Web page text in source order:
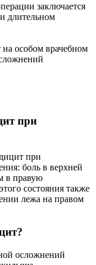
заключается
длительном
особом врачебном
при
при
боль в верхней
в правую
состояния также
лежа на правом
осложнений